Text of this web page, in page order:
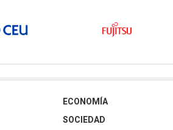
ECONOMÍA
SOCIEDAD